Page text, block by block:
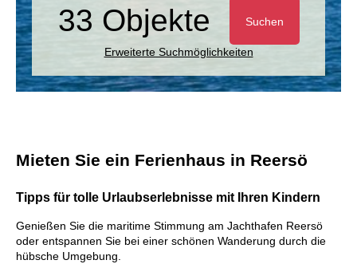
33 Objekte Suchen
Erweiterte Suchmöglichkeiten
Mieten Sie ein Ferienhaus in Reersö
Tipps für tolle Urlaubserlebnisse mit Ihren Kindern
Genießen Sie die maritime Stimmung am Jachthafen Reersö
oder entspannen Sie bei einer schönen Wanderung durch die
hübsche Umgebung.